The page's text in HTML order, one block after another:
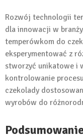
Rozwój technologii
dla innowacji w
temperówkom do
eksperymentować z
stworzyć unikatowe i
kontrolowanie
czekolady
wyrobów do